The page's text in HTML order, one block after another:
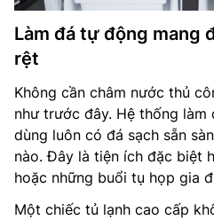
Làm đá tự động mang
rệt
Không cần châm nước thủ
như trước đây. Hệ thống
dùng luôn có đá sạch sẵn
nào. Đây là tiện ích đặc biệt
hoặc những buổi tụ họp gia
Một chiếc tủ lạnh cao cấp